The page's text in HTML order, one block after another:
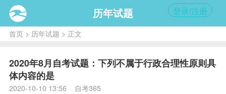
历年试题 登录/注册
首页> 历年试题 > 正文
2020年8月自考试题：下列不属于行政合理性原则具
体内容的是
2020-10-10 13:56 自考365